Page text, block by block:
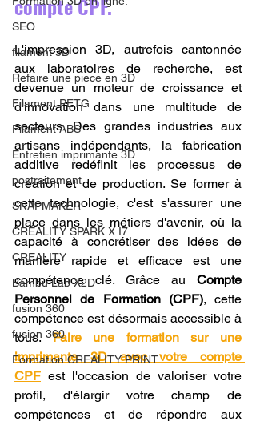
SEO
filament 3D
Refaire une piece en 3D
Filament PETG
Filament ABS
Entretien imprimante 3D
postraitement
SNAPMAKER
CRÉALITY SPARK X I7
CREALITY
Bambu Lab X2D
fusion 360
fusion 360
Formation CREALITY PRINT
compte CPF.
L'impression 3D, autrefois cantonnée
aux laboratoires de recherche, est
devenue un moteur de croissance et
d'innovation dans une multitude de
secteurs. Des grandes industries aux
artisans indépendants, la fabrication
additive redéfinit les processus de
création et de production. Se former à
cette technologie, c'est s'assurer une
place dans les métiers d'avenir, où la
capacité à concrétiser des idées de
manière rapide et efficace est une
compétence clé. Grâce au Compte
Personnel de Formation (CPF), cette
compétence est désormais accessible à
tous.
Faire une formation sur une
imprimante 3D avec votre compte
CPF est l'occasion de valoriser votre
profil, d'élargir votre champ de
compétences et de répondre aux